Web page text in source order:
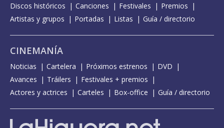
Discos históricos
Canciones Festivales
Premios
Artistas y grupos
Portadas Listas Guía / directorio
CINEMANÍA
Noticias Cartelera Próximos estrenos
DVD
Avances
Tráilers
Festivales + premios
Actores y actrices
Carteles Box-office Guía / directorio